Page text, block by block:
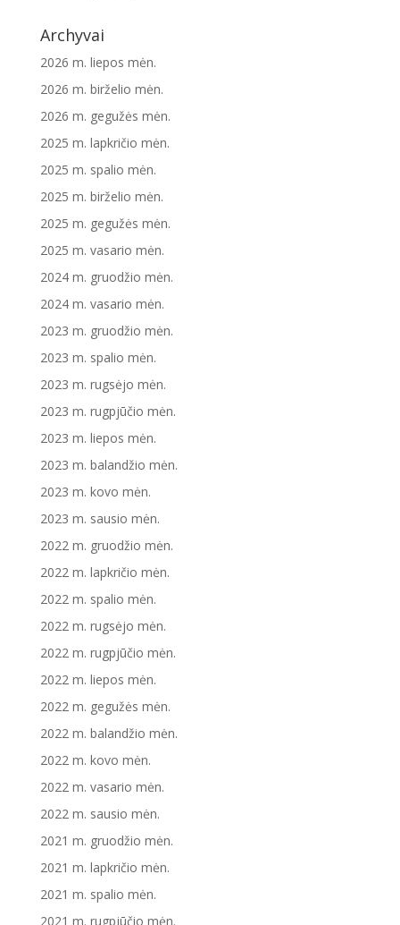
Archyvai
2026 m. liepos mėn.
2026 m. birželio mėn.
2026 m. gegužės mėn.
2025 m. lapkričio mėn.
2025 m. spalio mėn.
2025 m. birželio mėn.
2025 m. gegužės mėn.
2025 m. vasario mėn.
2024 m. gruodžio mėn.
2024 m. vasario mėn.
2023 m. gruodžio mėn.
2023 m. spalio mėn.
2023 m. rugsėjo mėn.
2023 m. rugpjūčio mėn.
2023 m. liepos mėn.
2023 m. balandžio mėn.
2023 m. kovo mėn.
2023 m. sausio mėn.
2022 m. gruodžio mėn.
2022 m. lapkričio mėn.
2022 m. spalio mėn.
2022 m. rugsėjo mėn.
2022 m. rugpjūčio mėn.
2022 m. liepos mėn.
2022 m. gegužės mėn.
2022 m. balandžio mėn.
2022 m. kovo mėn.
2022 m. vasario mėn.
2022 m. sausio mėn.
2021 m. gruodžio mėn.
2021 m. lapkričio mėn.
2021 m. spalio mėn.
2021 m. rugpjūčio mėn.